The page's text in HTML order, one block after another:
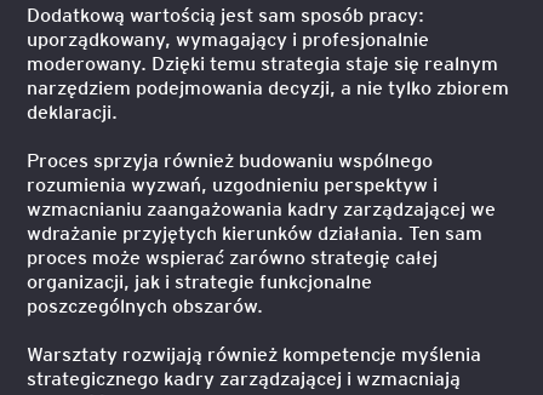
Dodatkową wartością jest sam sposób pracy:
uporządkowany, wymagający i profesjonalnie
moderowany. Dzięki temu strategia staje się realnym
narzędziem podejmowania decyzji, a nie tylko zbiorem
deklaracji.
Proces sprzyja również budowaniu wspólnego
rozumienia wyzwań, uzgodnieniu perspektyw i
wzmacnianiu zaangażowania kadry zarządzającej we
wdrażanie przyjętych kierunków działania. Ten sam
proces może wspierać zarówno strategię całej
organizacji, jak i strategie funkcjonalne
poszczególnych obszarów.
Warsztaty rozwijają również kompetencje myślenia
strategicznego kadry zarządzającej i wzmacniają